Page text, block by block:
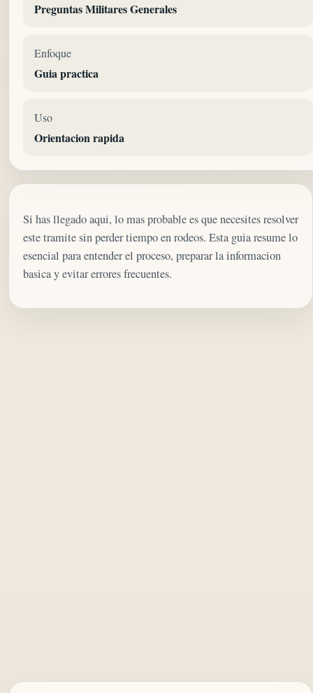
Preguntas Militares Generales
Enfoque
Guia practica
Uso
Orientacion rapida
Si has llegado aqui, lo mas probable es que necesites resolver
este tramite sin perder tiempo en rodeos. Esta guia resume lo
esencial para entender el proceso, preparar la informacion
basica y evitar errores frecuentes.